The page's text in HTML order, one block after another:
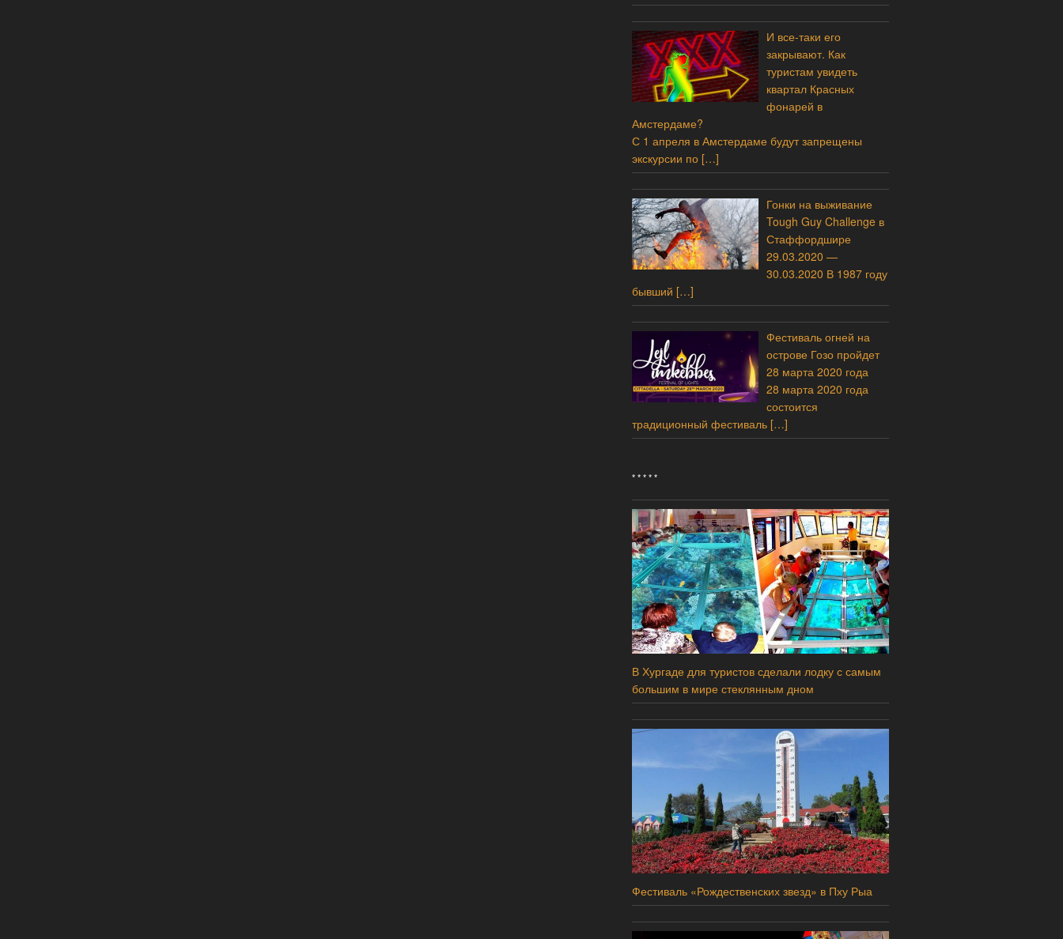
И все-таки его
закрывают. Как
туристам увидеть
квартал Красных
фонарей в
Амстердаме?
С 1 апреля в Амстердаме будут запрещены
экскурсии по […]
Гонки на выживание
Tough Guy Challenge в
Стаффордшире
29.03.2020 —
30.03.2020 В 1987 году
бывший […]
Фестиваль огней на
острове Гозо пройдет
28 марта 2020 года
28 марта 2020 года
состоится
традиционный фестиваль […]
* * * * *
В Хургаде для туристов сделали лодку с самым
большим в мире стеклянным дном
Фестиваль «Рождественских звезд» в Пху Рыа